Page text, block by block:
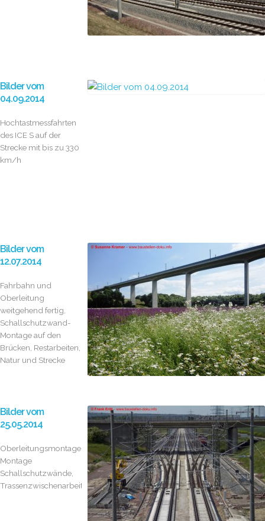
Bilder vom
04.09.2014
Hochtastmessfahrten
des ICE S auf der
Strecke mit bis zu 330
km/h
Bilder vom
12.07.2014
Fahrbahn und
Oberleitung
weitgehend fertig,
Schallschutzwand-
Montage auf den
Brücken, Restarbeiten,
Natur und Strecke
Bilder vom
25.05.2014
Oberleitungsmontage,
Montage
Schallschutzwände,
Trassenzwischenarbeiten